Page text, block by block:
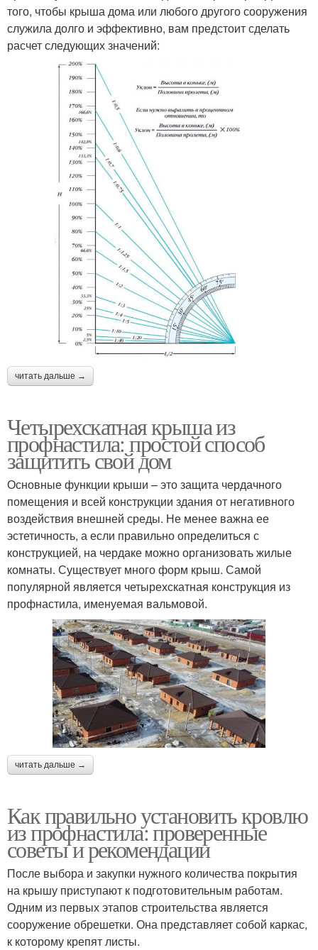
того, чтобы крыша дома или любого другого сооружения
служила долго и эффективно, вам предстоит сделать
расчет следующих значений:
читать дальше →
Четырехскатная крыша из
профнастила: простой способ
защитить свой дом
Основные функции крыши – это защита чердачного
помещения и всей конструкции здания от негативного
воздействия внешней среды. Не менее важна ее
эстетичность, а если правильно определиться с
конструкцией, на чердаке можно организовать жилые
комнаты. Существует много форм крыш. Самой
популярной является четырехскатная конструкция из
профнастила, именуемая вальмовой.
читать дальше →
Как правильно установить кровлю
из профнастила: проверенные
советы и рекомендации
После выбора и закупки нужного количества покрытия
на крышу приступают к подготовительным работам.
Одним из первых этапов строительства является
сооружение обрешетки. Она представляет собой каркас,
к которому крепят листы.